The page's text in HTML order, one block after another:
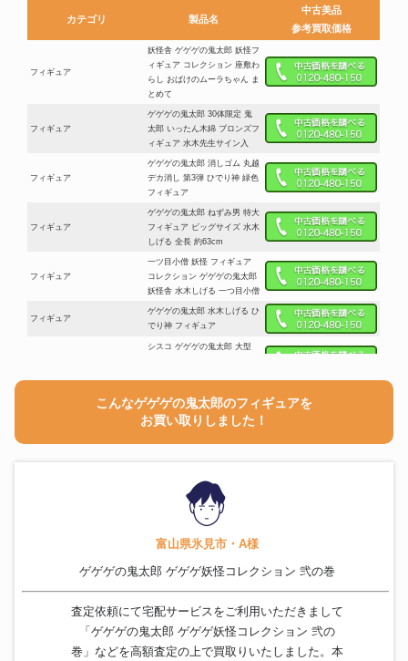
カテゴリ 製品名
中古美品
参考買取価格
フィギュア
妖怪舎 ゲゲゲの鬼太郎 妖怪フ
ィギュア コレクション 座敷わ
らし おばけのムーラちゃん ま
とめて
フィギュア
ゲゲゲの鬼太郎 30体限定 鬼
太郎 いったん木綿 ブロンズフ
ィギュア 水木先生サイン入
フィギュア
ゲゲゲの鬼太郎 消しゴム 丸越
デカ消し 第3弾 ひでり神 緑色
フィギュア
フィギュア
ゲゲゲの鬼太郎 ねずみ男 特大
フィギュア ビッグサイズ 水木
しげる 全長 約63cm
フィギュア
一ツ目小僧 妖怪 フィギュア
コレクション ゲゲゲの鬼太郎
妖怪舎 水木しげる 一つ目小僧
フィギュア
ゲゲゲの鬼太郎 水木しげる ひ
でり神 フィギュア
シスコ ゲゲゲの鬼太郎 大型
ゲゲゲの鬼太郎 ゲゲゲハウス
9 やまびこ温泉 おもちゃ フィ
ギュア
シスコ CISCO ゲゲゲの鬼太
シスコ ゲゲゲの鬼太郎 ポリ人
2 ガチャガチャ ガシャポン フ
ゲゲゲの鬼太郎 目玉おやじ 大
型フィギュア 約67cm
日東 ニットー かっこいい妖怪
シリーズ 一角大王 ソフビフィ
ギュア
こんなゲゲゲの鬼太郎のフィギュアを
お買い取りしました！
富山県氷見市・A様
ゲゲゲの鬼太郎 ゲゲゲ妖怪コレクション 弐の巻
査定依頼にて宅配サービスをご利用いただきまして
「ゲゲゲの鬼太郎 ゲゲゲ妖怪コレクション 弐の
巻」などを高額査定の上で買取りいたしました。本